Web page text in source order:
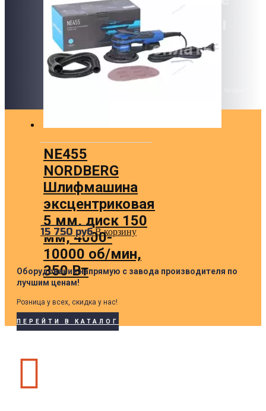
NE455
NORDBERG
Шлифмашина
эксцентриковая
5 мм, диск 150
мм, 4000-
10000 об/мин,
350 Вт
15 750 руб В корзину
оплаты!
Оборудование напрямую с завода производителя по
лучшим ценам!
Розница у всех, скидка у нас!
ПЕРЕЙТИ В КАТАЛОГ
